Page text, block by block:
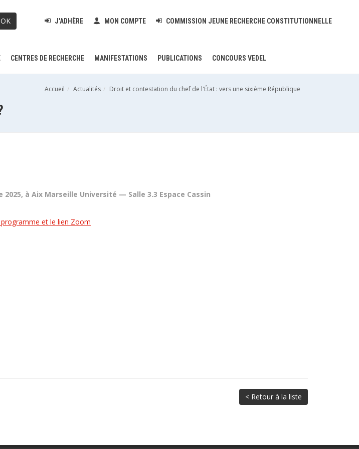
OK J'ADHÈRE MON COMPTE COMMISSION JEUNE RECHERCHE CONSTITUTIONNELLE
CENTRES DE RECHERCHE MANIFESTATIONS PUBLICATIONS CONCOURS VEDEL
Accueil Actualités Droit et contestation du chef de l'État : vers une sixième République
2025, à Aix Marseille Université — Salle 3.3 Espace Cassin
et le lien Zoom
< Retour à la liste